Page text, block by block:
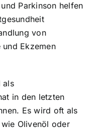
Parkinson helfen
von
Ekzemen
als
in den letzten
Es wird oft als
Olivenöl oder